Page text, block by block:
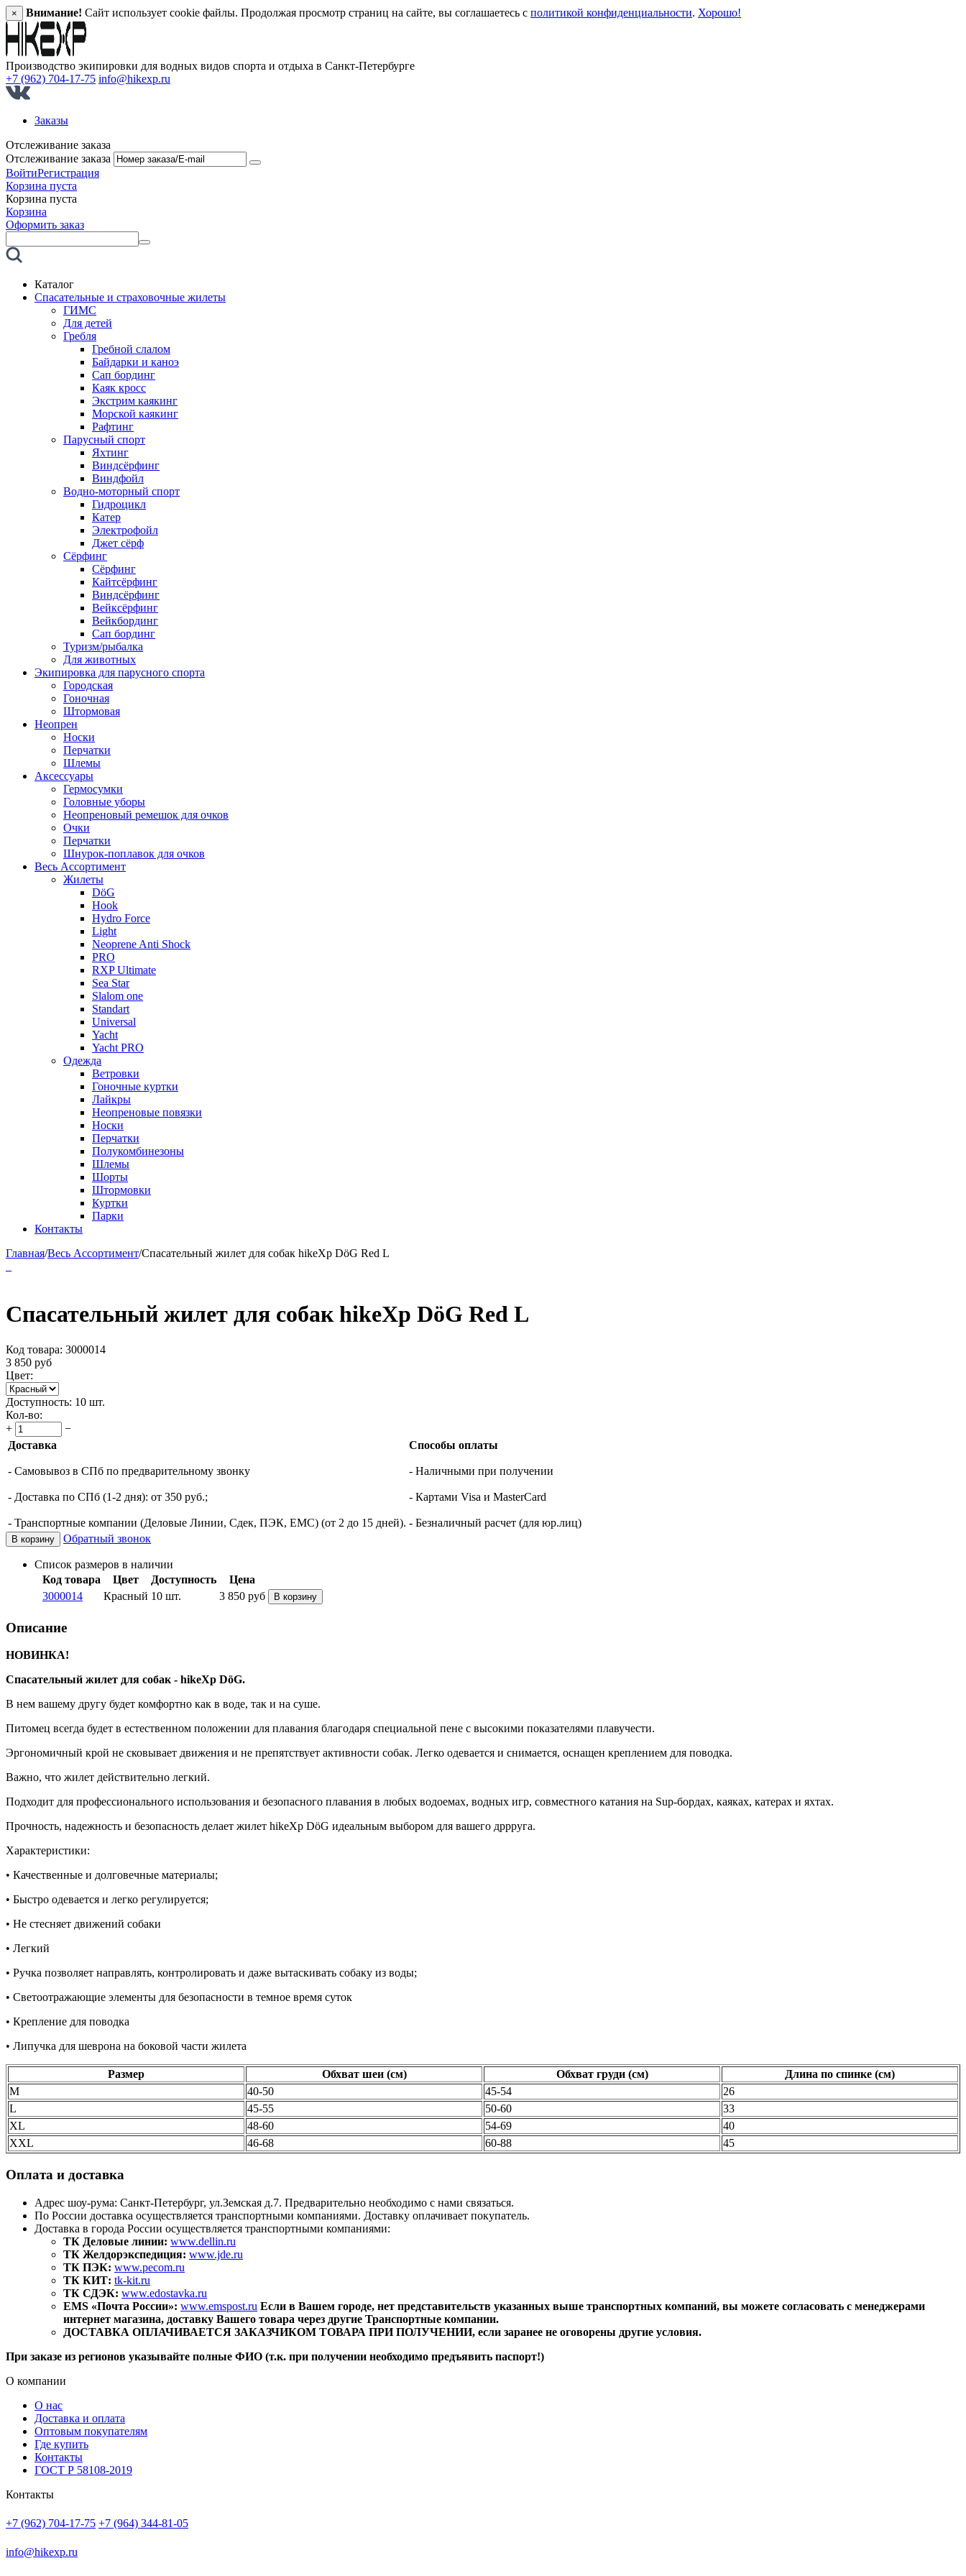
× Внимание! Сайт использует cookie файлы. Продолжая просмотр страниц на сайте, вы соглашаетесь с политикой конфиденциальности. Хорошо!
Производство экипировки для водных видов спорта и отдыха в Санкт‑Петербурге
+7 (962) 704-17-75 info@hikexp.ru
Заказы
Отслеживание заказа
Отслеживание заказа
ВойтиРегистрация
Корзина пуста
Корзина пуста
Корзина
Оформить заказ
Каталог
Спасательные и страховочные жилеты
ГИМС
Для детей
Гребля
Гребной слалом
Байдарки и каноэ
Сап бординг
Каяк кросс
Экстрим каякинг
Морской каякинг
Рафтинг
Парусный спорт
Яхтинг
Виндсёрфинг
Виндфойл
Водно-моторный спорт
Гидроцикл
Катер
Электрофойл
Джет сёрф
Сёрфинг
Сёрфинг
Кайтсёрфинг
Виндсёрфинг
Вейксёрфинг
Вейкбординг
Сап бординг
Туризм/рыбалка
Для животных
Экипировка для парусного спорта
Городская
Гоночная
Штормовая
Неопрен
Носки
Перчатки
Шлемы
Аксессуары
Гермосумки
Головные уборы
Неопреновый ремешок для очков
Очки
Перчатки
Шнурок-поплавок для очков
Весь Ассортимент
Жилеты
DöG
Hook
Hydro Force
Light
Neoprene Anti Shock
PRO
RXP Ultimate
Sea Star
Slalom one
Standart
Universal
Yacht
Yacht PRO
Одежда
Ветровки
Гоночные куртки
Лайкры
Неопреновые повязки
Носки
Перчатки
Полукомбинезоны
Шлемы
Шорты
Штормовки
Куртки
Парки
Контакты
Главная/Весь Ассортимент/Спасательный жилет для собак hikeXp DöG Red L
Спасательный жилет для собак hikeXp DöG Red L
Код товара: 3000014
3 850 руб
Цвет:
Доступность: 10 шт.
Кол-во:
+
−
Доставка
- Самовывоз в СПб по предварительному звонку
- Доставка по СПб (1-2 дня): от 350 руб.;
- Транспортные компании (Деловые Линии, Сдек, ПЭК, ЕМС) (от 2 до 15 дней).
Способы оплаты
- Наличными при получении
- Картами Visa и MasterCard
- Безналичный расчет (для юр.лиц)
В корзину Обратный звонок
Список размеров в наличии
Код товара
Цвет Доступность
Цена
3000014
Красный 10 шт. 3 850 руб В корзину
Описание
НОВИНКА!
Спасательный жилет для собак - hikeXp DöG.
В нем вашему другу будет комфортно как в воде, так и на суше.
Питомец всегда будет в естественном положении для плавания благодаря специальной пене с высокими показателями плавучести.
Эргономичный крой не сковывает движения и не препятствует активности собак. Легко одевается и снимается, оснащен креплением для поводка.
Важно, что жилет действительно легкий.
Подходит для профессионального использования и безопасного плавания в любых водоемах, водных игр, совместного катания на Sup-бордах, каяках, катерах и яхтах.
Прочность, надежность и безопасность делает жилет hikeXp DöG идеальным выбором для вашего дррруга.
Характеристики:
• Качественные и долговечные материалы;
• Быстро одевается и легко регулируется;
• Не стесняет движений собаки
• Легкий
• Ручка позволяет направлять, контролировать и даже вытаскивать собаку из воды;
• Светоотражающие элементы для безопасности в темное время суток
• Крепление для поводка
• Липучка для шеврона на боковой части жилета
Размер Обхват шеи (см) Обхват груди (см)
Длина по спинке (см)
M
40-50 45-54
26
L
45-55 50-60
33
XL
48-60 54-69
40
XXL
46-68 60-88 45
Оплата и доставка
Адрес шоу-рума: Санкт-Петербург, ул.Земская д.7. Предварительно необходимо с нами связаться.
По России доставка осуществляется транспортными компаниями. Доставку оплачивает покупатель.
Доставка в города России осуществляется транспортными компаниями:
ТК Деловые линии: www.dellin.ru
ТК Желдорэкспедиция: www.jde.ru
ТК ПЭК: www.pecom.ru
ТК КИТ: tk-kit.ru
ТК СДЭК: www.edostavka.ru
EMS «Почта России»: www.emspost.ru Если в Вашем городе, нет представительств указанных выше транспортных компаний, вы можете согласовать с менеджерами
интернет магазина, доставку Вашего товара через другие Транспортные компании.
ДОСТАВКА ОПЛАЧИВАЕТСЯ ЗАКАЗЧИКОМ ТОВАРА ПРИ ПОЛУЧЕНИИ, если заранее не оговорены другие условия.
При заказе из регионов указывайте полные ФИО (т.к. при получении необходимо предъявить паспорт!)
О компании
О нас
Доставка и оплата
Оптовым покупателям
Где купить
Контакты
ГОСТ Р 58108-2019
Контакты
+7 (962) 704-17-75 +7 (964) 344-81-05
info@hikexp.ru